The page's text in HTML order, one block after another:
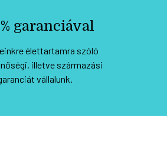
garanciával
élettartamra szóló
illetve származási
vállalunk.